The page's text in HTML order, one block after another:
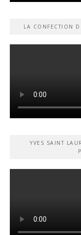
LA CONFECTION
YVES SAINT